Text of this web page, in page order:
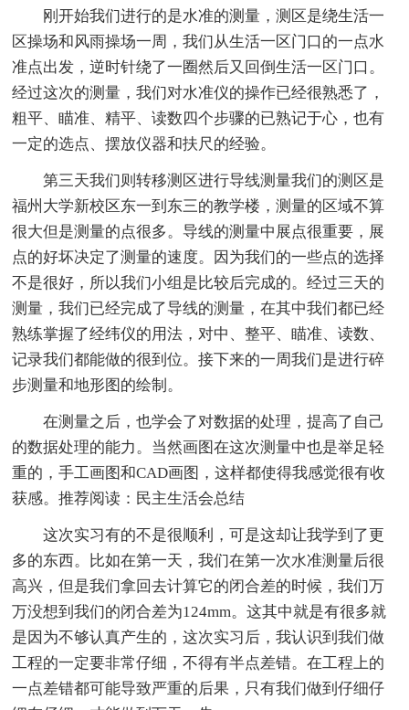
刚开始我们进行的是水准的测量，测区是绕生活一
区操场和风雨操场一周，我们从生活一区门口的一点水
准点出发，逆时针绕了一圈然后又回倒生活一区门口。
经过这次的测量，我们对水准仪的操作已经很熟悉了，
粗平、瞄准、精平、读数四个步骤的已熟记于心，也有
一定的选点、摆放仪器和扶尺的经验。
第三天我们则转移测区进行导线测量我们的测区是
福州大学新校区东一到东三的教学楼，测量的区域不算
很大但是测量的点很多。导线的测量中展点很重要，展
点的好坏决定了测量的速度。因为我们的一些点的选择
不是很好，所以我们小组是比较后完成的。经过三天的
测量，我们已经完成了导线的测量，在其中我们都已经
熟练掌握了经纬仪的用法，对中、整平、瞄准、读数、
记录我们都能做的很到位。接下来的一周我们是进行碎
步测量和地形图的绘制。
在测量之后，也学会了对数据的处理，提高了自己
的数据处理的能力。当然画图在这次测量中也是举足轻
重的，手工画图和CAD画图，这样都使得我感觉很有收
获感。推荐阅读：民主生活会总结
这次实习有的不是很顺利，可是这却让我学到了更
多的东西。比如在第一天，我们在第一次水准测量后很
高兴，但是我们拿回去计算它的闭合差的时候，我们万
万没想到我们的闭合差为124mm。这其中就是有很多就
是因为不够认真产生的，这次实习后，我认识到我们做
工程的一定要非常仔细，不得有半点差错。在工程上的
一点差错都可能导致严重的后果，只有我们做到仔细仔